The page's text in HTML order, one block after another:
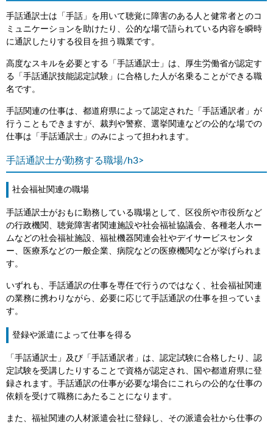
手話通訳士は「手話」を用いて聴覚に障害のある人と健常者とのコ
ミュニケーションを助けたり、公的な場で語られている内容を瞬時
に通訳したりする役目を担う職業です。
高度なスキルを必要とする「手話通訳士」は、厚生労働省が認定す
る「手話通訳技能認定試験」に合格した人が名乗ることができる職
名です。
手話関連の仕事は、都道府県によって認定された「手話通訳者」が
行うこともできますが、裁判や警察、選挙関連などの公的な場での
仕事は「手話通訳士」のみによって担われます。
手話通訳士が勤務する職場/h3>
社会福祉関連の職場
手話通訳士がおもに勤務している職場として、区役所や市役所など
の行政機関、聴覚障害者関連施設や社会福祉協議会、各種老人ホー
ムなどの社会福祉施設、福祉機器関連会社やデイサービスセンタ
ー、医療系などの一般企業、病院などの医療機関などが挙げられま
す。
いずれも、手話通訳の仕事を専任で行うのではなく、社会福祉関連
の業務に携わりながら、必要に応じて手話通訳の仕事を担っていま
す。
登録や派遣によって仕事を得る
「手話通訳士」及び「手話通訳者」は、認定試験に合格したり、認
定試験を受講したりすることで資格が認定され、国や都道府県に登
録されます。手話通訳の仕事が必要な場合にこれらの公的な仕事の
依頼を受けて職務にあたることになります。
また、福祉関連の人材派遣会社に登録し、その派遣会社から仕事の